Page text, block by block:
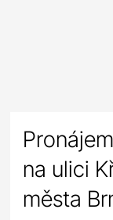
na ulici
města